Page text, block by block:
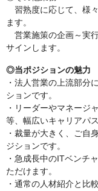
習熟度に応じて、様
ます。
営業施策の企画～実
サインします。
◎当ポジションの魅力
・法人営業の上流部分
ションです。
・リーダーやマネージ
等、幅広いキャリアパ
・裁量が大きく、ご自
ジションです。
・急成長中のITベンチ
ただけます。
・通常の人材紹介と比